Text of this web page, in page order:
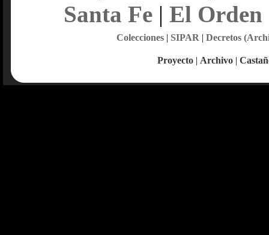
Santa Fe| El Orden
Colecciones| SIPAR | Decretos
Proyecto | Archivo |